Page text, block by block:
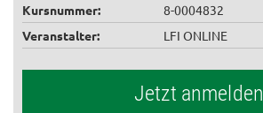
Kursnummer:
8-0004832
Veranstalter:
LFI ONLINE
Jetzt anmelden